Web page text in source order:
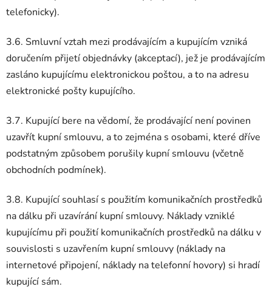
telefonicky).
3.6. Smluvní vztah mezi prodávajícím a kupujícím vzniká
doručením přijetí objednávky (akceptací), jež je prodávajícím
zasláno kupujícímu elektronickou poštou, a to na adresu
elektronické pošty kupujícího.
3.7. Kupující bere na vědomí, že prodávající není povinen
uzavřít kupní smlouvu, a to zejména s osobami, které dříve
podstatným způsobem porušily kupní smlouvu (včetně
obchodních podmínek).
3.8. Kupující souhlasí s použitím komunikačních prostředků
na dálku při uzavírání kupní smlouvy. Náklady vzniklé
kupujícímu při použití komunikačních prostředků na dálku v
souvislosti s uzavřením kupní smlouvy (náklady na
internetové připojení, náklady na telefonní hovory) si hradí
kupující sám.